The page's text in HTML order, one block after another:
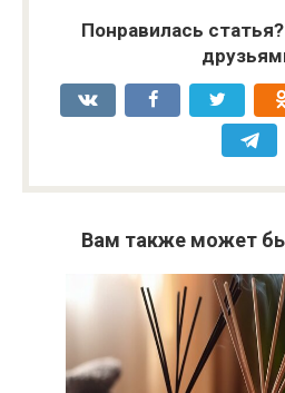
Понравилась
Вам также может